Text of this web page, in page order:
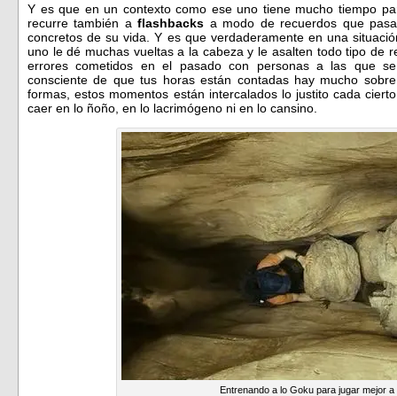
Y es que en un contexto como ese uno tiene mucho tiempo
recurre también aflashbacks a modo de recuerdos que
concretos de su vida. Y es que verdaderamente en una
uno le dé muchas vueltas a la cabeza y le asalten todo tipo de
errores cometidos en el pasado con personas a las que
consciente de que tus horas están contadas hay mucho
formas, estos momentos están intercalados lo justito cada
caer en lo ñoño, en lo lacrimógeno ni en lo cansino.
Entrenando a lo Goku para jugar mejor